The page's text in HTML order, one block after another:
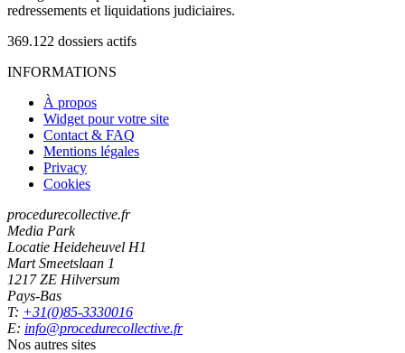
redressements et liquidations judiciaires.
369.122 dossiers actifs
INFORMATIONS
À propos
Widget pour votre site
Contact & FAQ
Mentions légales
Privacy
Cookies
procedurecollective.fr
Media Park
Locatie Heideheuvel H1
Mart Smeetslaan 1
1217 ZE Hilversum
Pays-Bas
T: +31(0)85-3330016
E: info@procedurecollective.fr
Nos autres sites